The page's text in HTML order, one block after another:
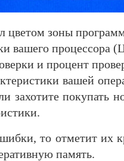
цветом зоны
вашего процессора
и процент
вашей
захотите покупать
то отметит их
память.